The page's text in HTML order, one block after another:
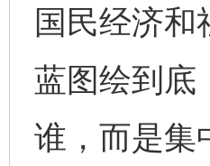
国民经济
蓝图绘到底
谁，而是集